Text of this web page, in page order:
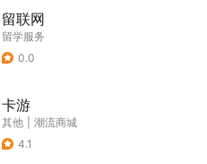
留联网
留学服务
0.0
卡游
其他
潮流商城
4.1